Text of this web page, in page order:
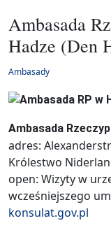
Ambasada
Hadze (Den
Ambasady
Ambasada
adres:
Królestwo
open: Wizyty w
wcześniejszego
konsulat.gov.pl